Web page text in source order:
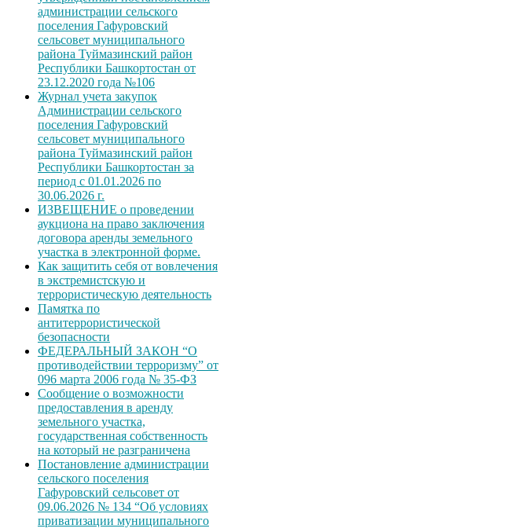
администрации сельского
поселения Гафуровский
сельсовет муниципального
района Туймазинский район
Республики Башкортостан от
23.12.2020 года №106
Журнал учета закупок
Администрации сельского
поселения Гафуровский
сельсовет муниципального
района Туймазинский район
Республики Башкортостан за
период с 01.01.2026 по
30.06.2026 г.
ИЗВЕЩЕНИЕ о проведении
аукциона на право заключения
договора аренды земельного
участка в электронной форме.
Как защитить себя от вовлечения
в экстремистскую и
террористическую деятельность
Памятка по
антитеррористической
безопасности
ФЕДЕРАЛЬНЫЙ ЗАКОН “О
противодействии терроризму” от
096 марта 2006 года № 35-ФЗ
Сообщение о возможности
предоставления в аренду
земельного участка,
государственная собственность
на который не разграничена
Постановление администрации
сельского поселения
Гафуровский сельсовет от
09.06.2026 № 134 “Об условиях
приватизации муниципального